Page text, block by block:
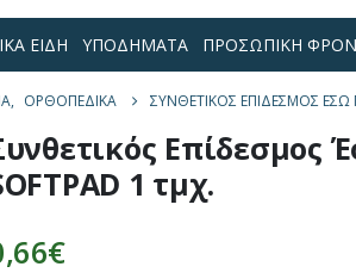
ΕΙΔΗ ΥΠΟΔΗΜΑΤΑ ΠΡΟΣΩΠΙΚΗ
, ΟΡΘΟΠΕΔΙΚΆ ΣΥΝΘΕΤΙΚΌΣ ΕΠΊΔΕΣΜΟΣ ΈΣΩ
Επίδεσμος
1 τμχ.
€